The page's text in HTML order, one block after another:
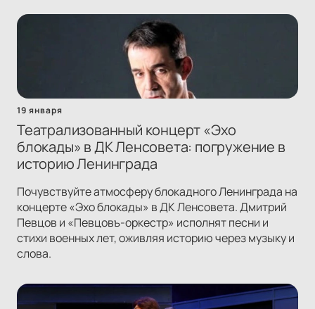
19 января
Театрализованный концерт «Эхо
блокады» в ДК Ленсовета: погружение в
историю Ленинграда
Почувствуйте атмосферу блокадного Ленинграда на
концерте «Эхо блокады» в ДК Ленсовета. Дмитрий
Певцов и «Певцовъ-оркестр» исполнят песни и
стихи военных лет, оживляя историю через музыку и
слова.